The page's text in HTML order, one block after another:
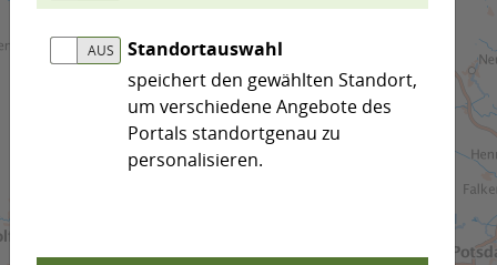
Standortauswahl
speichert den gewählten Standort,
um verschiedene Angebote des
Portals standortgenau zu
personalisieren.